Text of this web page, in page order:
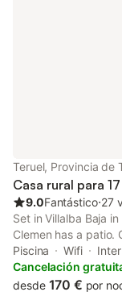
Teruel, Provincia de
Casa rural para
9.0Fantástico⋅27
Set in Villalba Baja
Clemen has a patio.
picnic area. Free
Piscina Wifi
Cancelación
desde 170 € por